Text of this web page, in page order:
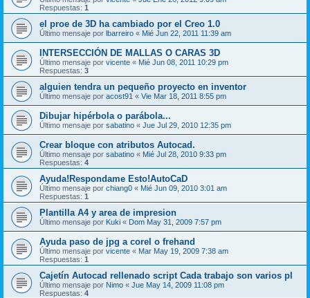
Respuestas: 1
el proe de 3D ha cambiado por el Creo 1.0
Último mensaje por lbarreiro « Mié Jun 22, 2011 11:39 am
INTERSECCIÓN DE MALLAS O CARAS 3D
Último mensaje por vicente « Mié Jun 08, 2011 10:29 pm
Respuestas: 3
alguien tendra un pequeño proyecto en inventor
Último mensaje por acost91 « Vie Mar 18, 2011 8:55 pm
Dibujar hipérbola o parábola...
Último mensaje por sabatino « Jue Jul 29, 2010 12:35 pm
Crear bloque con atributos Autocad.
Último mensaje por sabatino « Mié Jul 28, 2010 9:33 pm
Respuestas: 4
Ayuda!Respondame Esto!AutoCaD
Último mensaje por chiang0 « Mié Jun 09, 2010 3:01 am
Respuestas: 1
Plantilla A4 y area de impresion
Último mensaje por Kuki « Dom May 31, 2009 7:57 pm
Ayuda paso de jpg a corel o frehand
Último mensaje por vicente « Mar May 19, 2009 7:38 am
Respuestas: 1
Cajetín Autocad rellenado script Cada trabajo son varios pl
Último mensaje por Nimo « Jue May 14, 2009 11:08 pm
Respuestas: 4